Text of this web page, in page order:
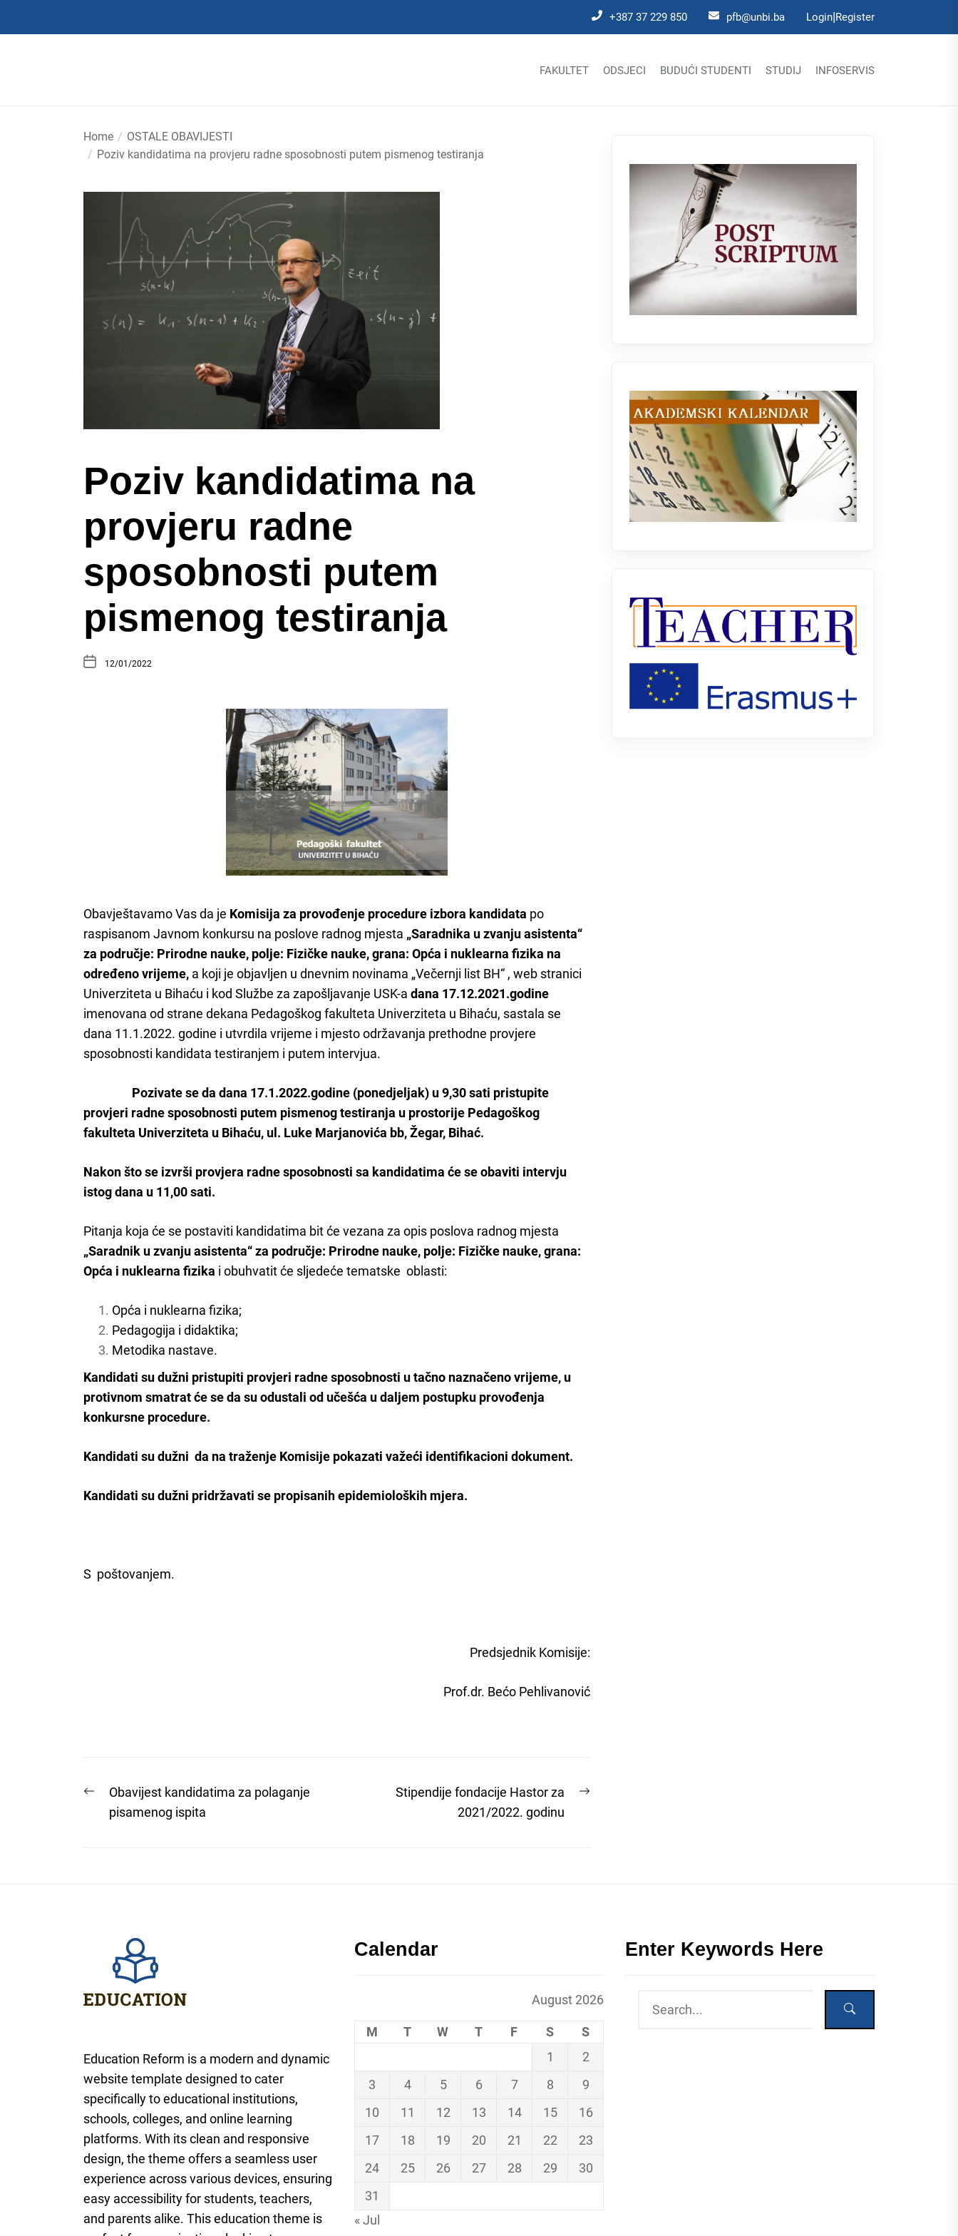
+387 37 229 850 pfb@unbi.ba Login|Register
FAKULTET ODSJECI BUDUĆI STUDENTI STUDIJ INFOSERVIS
Home
OSTALE OBAVIJESTI
Poziv kandidatima na provjeru radne sposobnosti putem pismenog testiranja
Poziv kandidatima na
provjeru radne
sposobnosti putem
pismenog testiranja
12/01/2022
Obavještavamo Vas da je Komisija za provođenje procedure izbora kandidata po
raspisanom Javnom konkursu na poslove radnog mjesta „Saradnika u zvanju asistenta“
za područje: Prirodne nauke, polje: Fizičke nauke, grana: Opća i nuklearna fizika na
određeno vrijeme, a koji je objavljen u dnevnim novinama „Večernji list BH“ , web stranici
Univerziteta u Bihaću i kod Službe za zapošljavanje USK-a dana 17.12.2021.godine
imenovana od strane dekana Pedagoškog fakulteta Univerziteta u Bihaću, sastala se
dana 11.1.2022. godine i utvrdila vrijeme i mjesto održavanja prethodne provjere
sposobnosti kandidata testiranjem i putem intervjua.
Pozivate se da dana 17.1.2022.godine (ponedjeljak) u 9,30 sati pristupite
provjeri radne sposobnosti putem pismenog testiranja u prostorije Pedagoškog
fakulteta Univerziteta u Bihaću, ul. Luke Marjanovića bb, Žegar, Bihać.
Nakon što se izvrši provjera radne sposobnosti sa kandidatima će se obaviti intervju
istog dana u 11,00 sati.
Pitanja koja će se postaviti kandidatima bit će vezana za opis poslova radnog mjesta
„Saradnik u zvanju asistenta“ za područje: Prirodne nauke, polje: Fizičke nauke, grana:
Opća i nuklearna fizika i obuhvatit će sljedeće tematske oblasti:
Opća i nuklearna fizika;
Pedagogija i didaktika;
Metodika nastave.
Kandidati su dužni pristupiti provjeri radne sposobnosti u tačno naznačeno vrijeme, u
protivnom smatrat će se da su odustali od učešća u daljem postupku provođenja
konkursne procedure.
Kandidati su dužni da na traženje Komisije pokazati važeći identifikacioni dokument.
Kandidati su dužni pridržavati se propisanih epidemioloških mjera.
S poštovanjem.
Predsjednik Komisije:
Prof.dr. Bećo Pehlivanović
Post
navigation
Previous
post:
Obavijest kandidatima za polaganje
pisamenog ispita
Next
Stipendije fondacije Hastor za
2021/2022. godinu
Education Reform is a modern and dynamic
website template designed to cater
specifically to educational institutions,
schools, colleges, and online learning
platforms. With its clean and responsive
design, the theme offers a seamless user
experience across various devices, ensuring
easy accessibility for students, teachers,
and parents alike. This education theme is
Calendar
August 2026
M T W T F S
S
1
2
3
4 5 6 7 8
9
10
11 12 13 14 15
16
17
18 19 20 21 22
23
24
25 26 27 28 29
30
31
« Jul
Enter Keywords Here